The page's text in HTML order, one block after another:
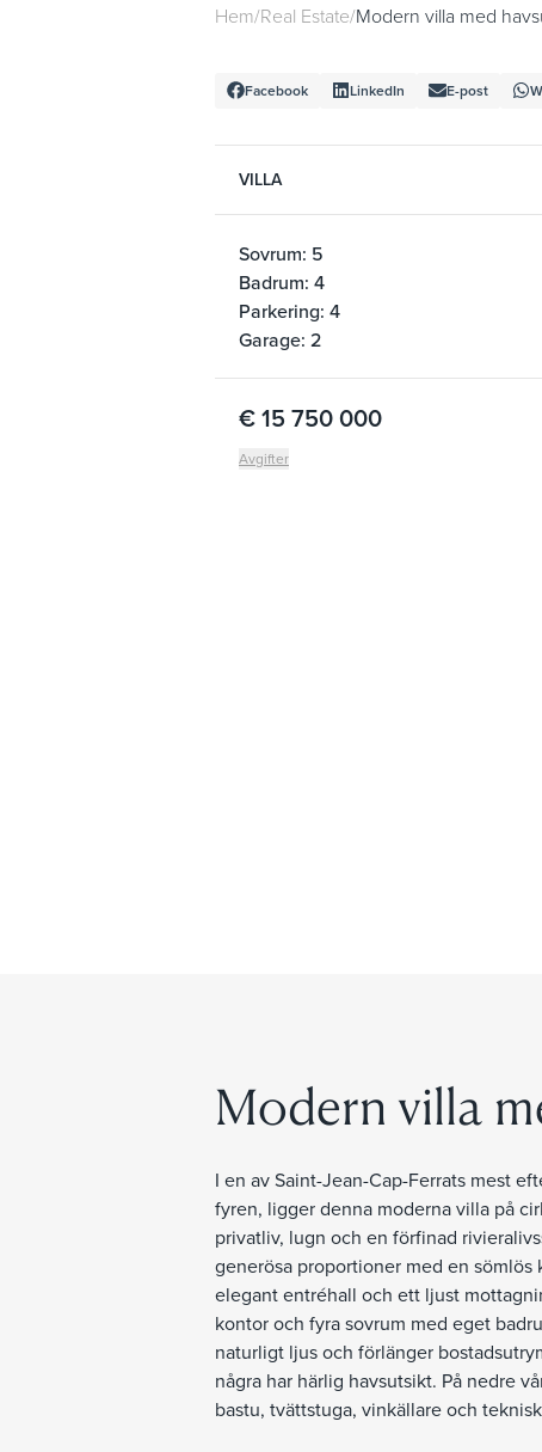
Hem/Real Estate/Modern villa med
Facebook LinkedIn E-post
VILLA
Sovrum: 5
Badrum: 4
Parkering: 4
Garage: 2
€ 15 750 000
Avgifter
Modern villa
I en av Saint-Jean-Cap-Ferrats mest
fyren, ligger denna moderna villa på
privatliv, lugn och en förfinad
generösa proportioner med en
elegant entréhall och ett ljust
kontor och fyra sovrum med eget
naturligt ljus och förlänger
några har härlig havsutsikt. På nedre
bastu, tvättstuga, vinkällare och